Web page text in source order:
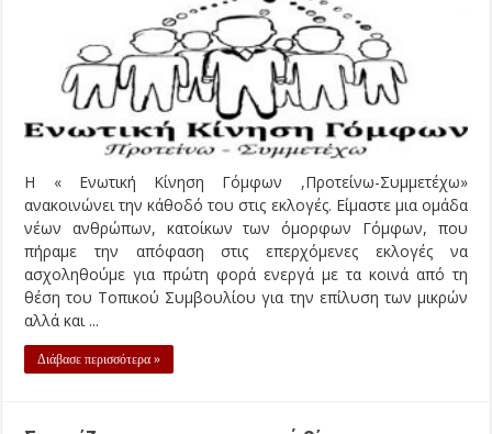
Η « Ενωτική Κίνηση Γόμφων ,Προτείνω-Συμμετέχω»
ανακοινώνει την κάθοδό του στις εκλογές. Είμαστε μια ομάδα
νέων ανθρώπων, κατοίκων των όμορφων Γόμφων, που
πήραμε την απόφαση στις επερχόμενες εκλογές να
ασχοληθούμε για πρώτη φορά ενεργά με τα κοινά από τη
θέση του Τοπικού Συμβουλίου για την επίλυση των μικρών
αλλά και ...
Διάβασε περισσότερα »